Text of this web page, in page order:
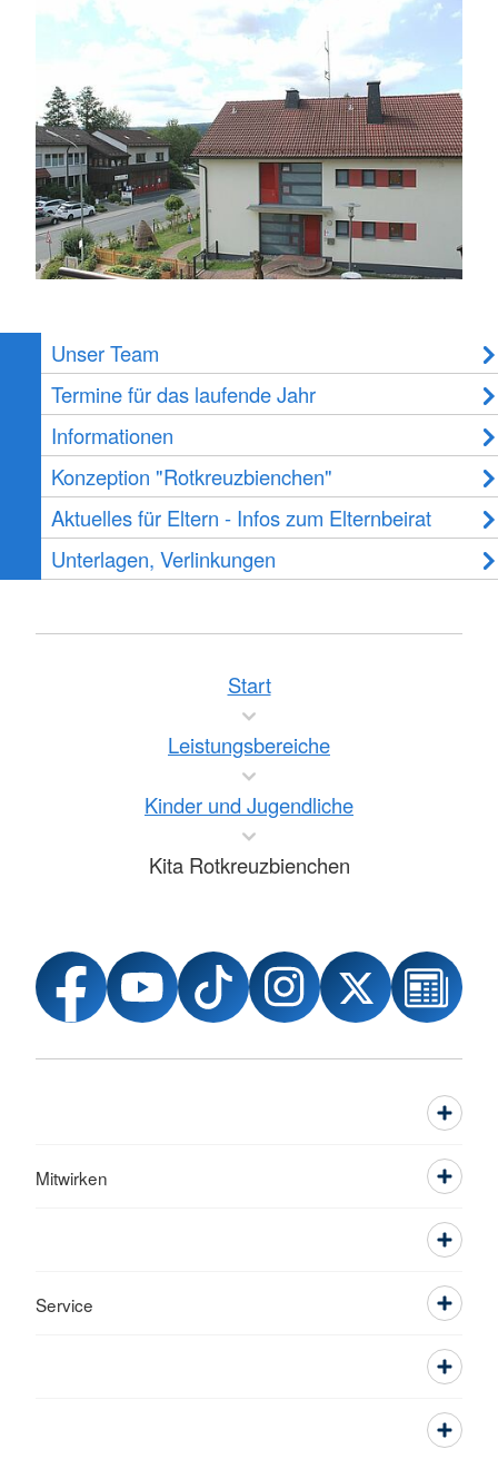
Unser Team
Termine für das laufende Jahr
Informationen
Konzeption "Rotkreuzbienchen"
Aktuelles für Eltern - Infos zum Elternbeirat
Unterlagen, Verlinkungen
Start
Leistungsbereiche
Kinder und Jugendliche
Kita Rotkreuzbienchen
Mitwirken
Service